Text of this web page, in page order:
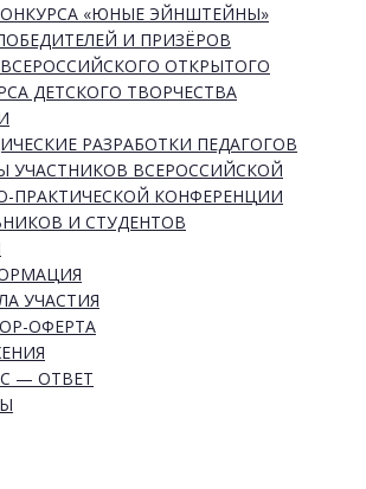
«ЮНЫЕ ЭЙНШТЕЙНЫ»
И ПРИЗЁРОВ
ОТКРЫТОГО
ДЕТСКОГО ТВОРЧЕСТВА
РАЗРАБОТКИ ПЕДАГОГОВ
УЧАСТНИКОВ ВСЕРОССИЙСКОЙ
ПРАКТИЧЕСКОЙ КОНФЕРЕНЦИИ
И СТУДЕНТОВ
УЧАСТИЯ
ОФЕРТА
— ОТВЕТ